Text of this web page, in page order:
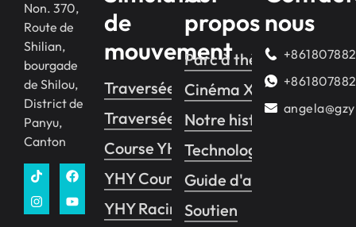
Non. 370,
Route de
Shilian,
bourgade
de Shilou,
District de
Panyu,
Canton
de
mouvement
Traversée YHY 2
Traversée YHY 1
Course YHY
YHY Course VR
YHY Racing Pro
propos
Parc à thème VR
Cinéma XD VR
Notre histoire
Technologie
Guide d'affaires
Soutien
nous